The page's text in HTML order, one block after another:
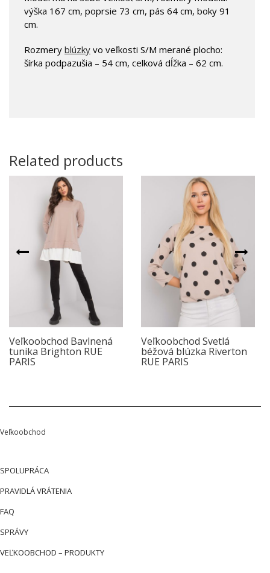
výška 167 cm, poprsie 73 cm, pás 64 cm, boky 91
cm.
Rozmery blúzky vo veľkosti S/M merané plocho:
šírka podpazušia – 54 cm, celková dĺžka – 62 cm.
Related products
Veľkoobchod Bavlnená
tunika Brighton RUE
PARIS
Veľkoobchod Svetlá
béžová blúzka Riverton
RUE PARIS
Veľkoobchod
SPOLUPRÁCA
PRAVIDLÁ VRÁTENIA
FAQ
SPRÁVY
VEĽKOOBCHOD – PRODUKTY